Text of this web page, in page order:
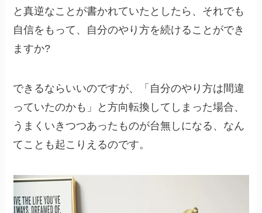
と真逆なことが書かれていたとしたら、それでも
自信をもって、自分のやり方を続けることができ
ますか?
できるならいいのですが、「自分のやり方は間違
っていたのかも」と方向転換してしまった場合、
うまくいきつつあったものが台無しになる、なん
てことも起こりえるのです。